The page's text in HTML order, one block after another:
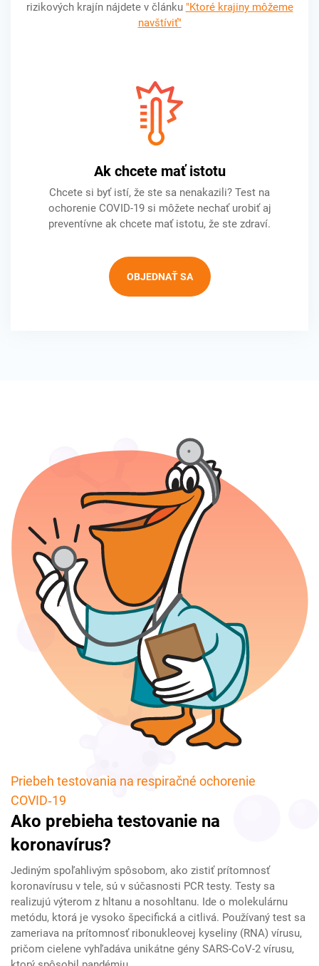
rizikových krajín nájdete v článku "Ktoré krajiny môžeme
navštíviť"
Ak chcete mať istotu
Chcete si byť istí, že ste sa nenakazili? Test na
ochorenie COVID-19 si môžete nechať urobiť aj
preventívne ak chcete mať istotu, že ste zdraví.
OBJEDNAŤ SA
Priebeh testovania na respiračné ochorenie
COVID‑19
Ako prebieha testovanie na
koronavírus?
Jediným spoľahlivým spôsobom, ako zistiť prítomnosť
koronavírusu v tele, sú v súčasnosti PCR testy. Testy sa
realizujú výterom z hltanu a nosohltanu. Ide o molekulárnu
metódu, ktorá je vysoko špecifická a citlivá. Používaný test sa
zameriava na prítomnosť ribonukleovej kyseliny (RNA) vírusu,
pričom cielene vyhľadáva unikátne gény SARS-CoV-2 vírusu,